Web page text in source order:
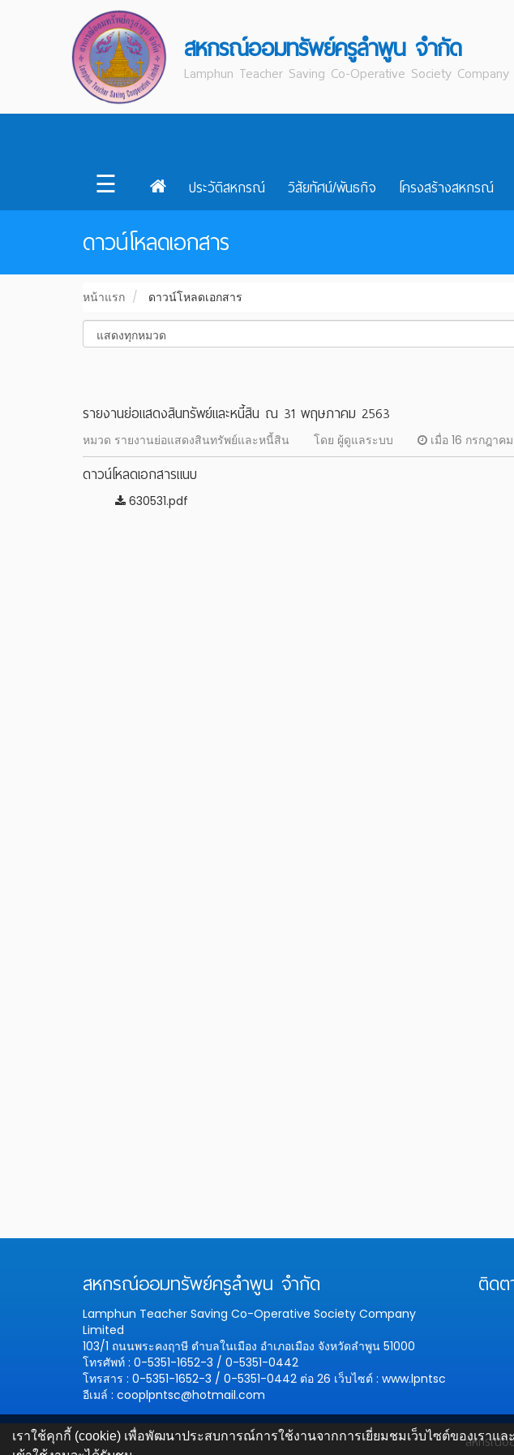
สหกรณ์ออมทรัพย์ครูลำพูน จำกัด
Lamphun Teacher Saving Co-Operative Society
☰ ประวัติสหกรณ์ วิสัยทัศน์/พันธกิจ โครงสร้างสหกรณ์
ดาวน์โหลดเอกสาร
หน้าแรก ดาวน์โหลดเอกสาร
รายงานย่อแสดงสินทรัพย์และหนี้สิน ณ 31 พฤษภาคม 2563
หมวด รายงานย่อแสดงสินทรัพย์และหนี้สิน โดย ผู้ดูแลระบบ เมื่อ 16 กรกฎาค
ดาวน์โหลดเอกสารแนบ
630531.pdf
สหกรณ์ออมทรัพย์ครูลำพูน จำกัด
Lamphun Teacher Saving Co-Operative Society Company
Limited
103/1 ถนนพระคงฤาษี ตำบลในเมือง อำเภอเมือง จังหวัดลำพูน 51000
โทรศัพท์ : 0-5351-1652-3 / 0-5351-0442
โทรสาร : 0-5351-1652-3 / 0-5351-0442 ต่อ 26 เว็บไซต์ : www.lpntsc
อีเมล์ : cooplpntsc@hotmail.com
ติดต
สหกรณ์อ
เราใช้คุกกี้ (cookie) เพื่อพัฒนาประสบการณ์การใช้งานจากการเยี่ยมชมเว็บไซต์ของเรา